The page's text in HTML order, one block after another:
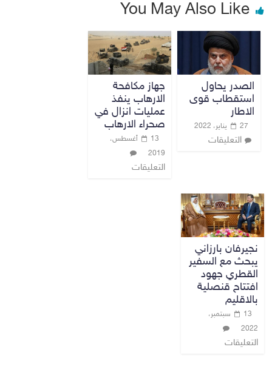
You May Also Like
الصدر يحاول
استقطاب قوى
الاطار
27 يناير، 2022
التعليقات
جهاز مكافحة
الارهاب ينفذ
عمليات انزال في
صحراء الارهاب
13 أغسطس،
2019
التعليقات
نجيرفان بارزاني
يبحث مع السفير
القطري جهود
افتتاح قنصلية
بالاقليم
13 سبتمبر،
2022
التعليقات